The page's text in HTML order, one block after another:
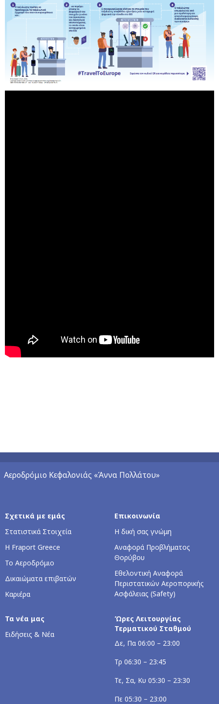
Αεροδρόμιο Κεφαλονιάς «Άννα Πολλάτου»
Σχετικά με εμάς
Στατιστικά Στοιχεία
Η Fraport Greece
Το Αεροδρόμιο
Δικαιώματα επιβατών
Καριέρα
Επικοινωνία
Η δική σας γνώμη
Αναφορά Προβλήματος
Θορύβου
Εθελοντική Αναφορά
Περιστατικών Αεροπορικής
Ασφάλειας (Safety)
Τα νέα μας
Ειδήσεις & Νέα
Ώρες Λειτουργίας
Τερματικού Σταθμού
Δε, Πα 06:00 – 23:00
Τρ 06:30 – 23:45
Τε, Σα, Κυ 05:30 – 23:30
Πε 05:30 – 23:00